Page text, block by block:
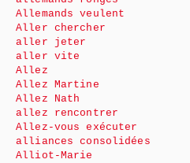
Allemands veulent
Aller chercher
aller jeter
aller vite
Allez
Allez Martine
Allez Nath
allez rencontrer
Allez-vous exécuter
alliances consolidées
Alliot-Marie